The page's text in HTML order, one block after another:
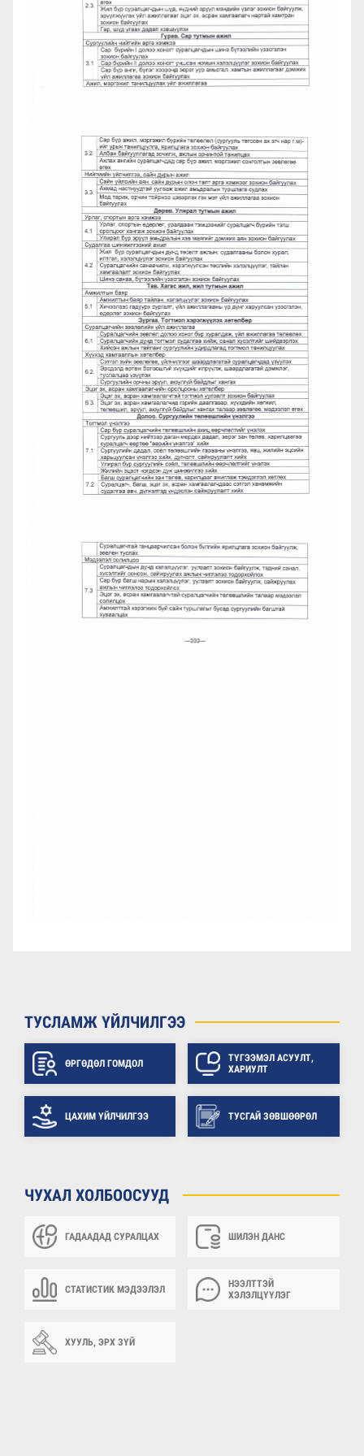
ТУСЛАМЖ ҮЙЛЧИЛГЭЭ
ӨРГӨДӨЛ ГОМДОЛ
ТҮГЭЭМЭЛ АСУУЛТ,
ХАРИУЛТ
ЦАХИМ ҮЙЛЧИЛГЭЭ ТУСГАЙ ЗӨВШӨӨРӨЛ
ЧУХАЛ ХОЛБООСУУД
ГАДААДАД СУРАЛЦАХ ШИЛЭН ДАНС
СТАТИСТИК МЭДЭЭЛЭЛ
НЭЭЛТТЭЙ
ХЭЛЭЛЦҮҮЛЭГ
ХУУЛЬ, ЭРХ ЗҮЙ